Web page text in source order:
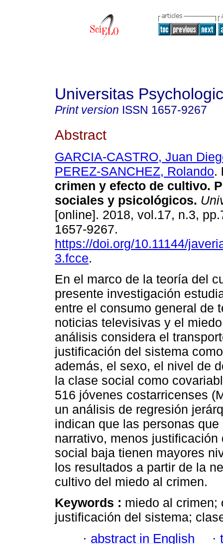
Universitas
Print version ISSN 1657-9267
Abstract
GARCIA-CASTRO, Juan
PEREZ-SANCHEZ, Rolando.
crimen y efecto de cultivo.
sociales y psicológicos.
[online]. 2018, vol.17, n.3,
1657-9267.
https://doi.org/10.11144/
3.fcce.
En el marco de la teoría del
presente investigación
entre el consumo general de
noticias televisivas y el
análisis considera el
justificación del sistema
además, el sexo, el nivel de
la clase social como
516 jóvenes costarricenses
un análisis de regresión
indican que las personas
narrativo, menos
social baja tienen mayores
los resultados a partir de la
cultivo del miedo al crimen.
Keywords : miedo al crimen;
justificación del sistema;
· abstract in English ·